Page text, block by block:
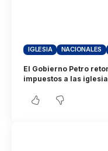
IGLESIA NACIONALES
El Gobierno Petro
impuestos a las